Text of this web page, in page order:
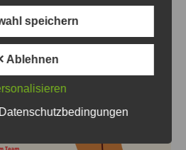
speichern
Ablehnen
Datenschutzbedingungen